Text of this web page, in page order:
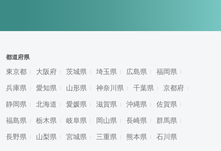
都道府県
東京都 大阪府 茨城県 埼玉県 広島県 福岡県
兵庫県 愛知県 山形県 神奈川県 千葉県 京都府
静岡県 北海道 愛媛県 滋賀県 沖縄県 佐賀県
福島県 栃木県 岐阜県 岡山県 長崎県 群馬県
長野県 山梨県 宮城県 三重県 熊本県 石川県